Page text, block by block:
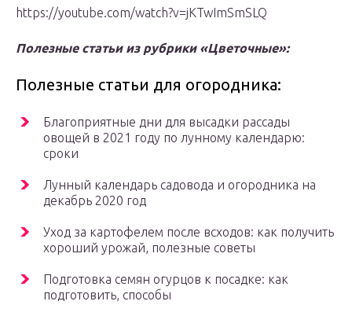
https://youtube.com/watch?v=jKTwImSmSLQ
Полезные статьи из рубрики «Цветочные»:
Полезные статьи для огородника:
Благоприятные дни для высадки рассады
овощей в 2021 году по лунному календарю:
сроки
Лунный календарь садовода и огородника на
декабрь 2020 год
Уход за картофелем после всходов: как получить
хороший урожай, полезные советы
Подготовка семян огурцов к посадке: как
подготовить, способы